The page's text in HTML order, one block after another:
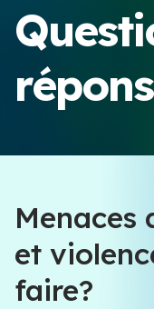
La violence
Ressources &
Questions et
Menaces
et
faire?